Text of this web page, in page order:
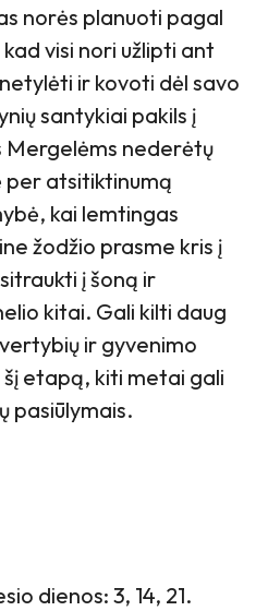
norės planuoti pagal
visi nori užlipti ant
ir kovoti dėl savo
santykiai pakils į
Mergelėms nederėtų
per atsitiktinumą
kai lemtingas
žodžio prasme kris į
į šoną ir
kitai. Gali kilti daug
ir gyvenimo
etapą, kiti metai gali
pasiūlymais.
dienos: 3, 14, 21.